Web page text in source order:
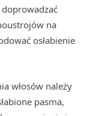
na
osłabienie
włosów należy
pasma,